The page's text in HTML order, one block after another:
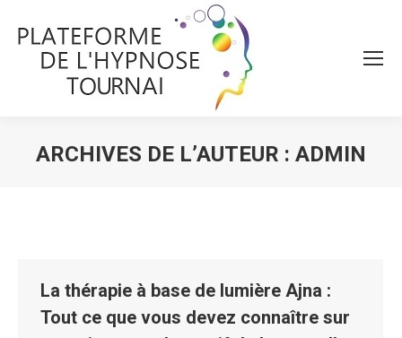
ARCHIVES DE L’AUTEUR : ADMIN
La thérapie à base de lumière Ajna :
Tout ce que vous devez connaître sur